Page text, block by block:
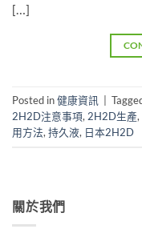
[…]
Posted in健康資訊
2H2D注意事項, 2H2D生產,
用方法, 持久液, 日本2H2D
關於我們